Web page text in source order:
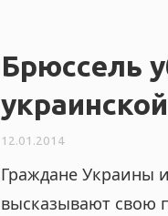
Брюссель
12.01.2014
Граждане Украины
высказывают свою